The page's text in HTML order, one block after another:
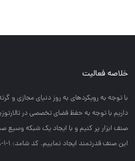
خلاصه فعالیت
با توجه به رويكردهاي به روز دنياي مجازي و
داريم با توجه به حفظ فضاي تخصصي در
صنف ابزار پر كنيم و با ايجاد يك شبكه وسيع
اين صنف قدرتمند ايجاد نماييم. کد شامد: 1-1-756538-65-0-2